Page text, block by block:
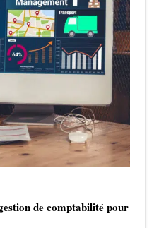
de comptabilité pour